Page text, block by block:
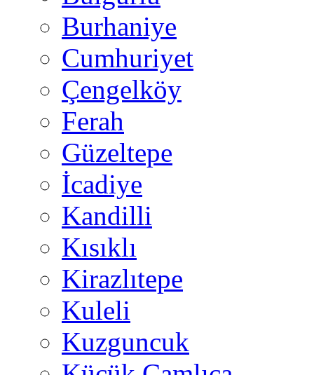
Burhaniye
Cumhuriyet
Çengelköy
Ferah
Güzeltepe
İcadiye
Kandilli
Kısıklı
Kirazlıtepe
Kuleli
Kuzguncuk